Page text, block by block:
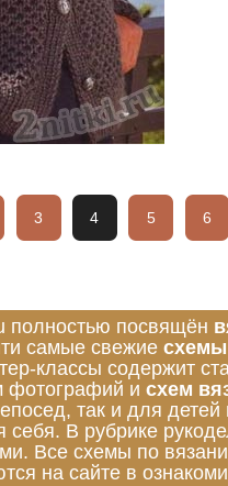
3 4 5 6
полностью посвящён
самые свежие схемы
классы содержит
фотографий и схем
так и для
себя. В рубрике
Все схемы по
на сайте в